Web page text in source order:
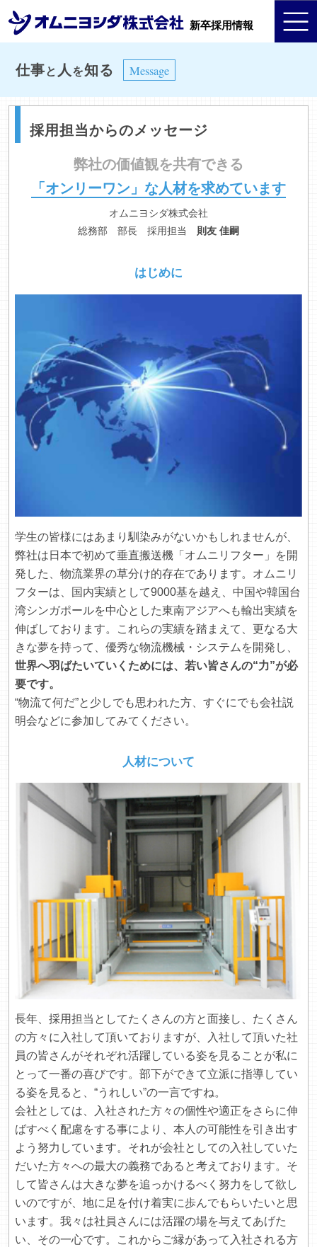
新卒採用情報
仕事と 人 を知る Message
採用担当からのメッセージ
弊社の価値観を共有できる
「オンリーワン」な人材を求めています
オムニヨシダ株式会社
総務部 部長 採用担当 則友 佳嗣
はじめに
学生の皆様にはあまり馴染みがないかもしれませんが、
弊社は日本で初めて垂直搬送機「オムニリフター」を開
発した、物流業界の草分け的存在であります。オムニリ
フターは、国内実績として9000基を越え、中国や韓国台
湾シンガポールを中心とした東南アジアへも輸出実績を
伸ばしております。これらの実績を踏まえて、更なる大
きな夢を持って、優秀な物流機械・システムを開発し、
世界へ羽ばたいていくためには、若い皆さんの“力”が必
要です。
“物流て何だ”と少しでも思われた方、すぐにでも会社説
明会などに参加してみてください。
人材について
長年、採用担当としてたくさんの方と面接し、たくさん
の方々に入社して頂いておりますが、入社して頂いた社
員の皆さんがそれぞれ活躍している姿を見ることが私に
とって一番の喜びです。部下ができて立派に指導してい
る姿を見ると、“うれしい”の一言ですね。
会社としては、入社された方々の個性や適正をさらに伸
ばすべく配慮をする事により、本人の可能性を引き出す
よう努力しています。それが会社としての入社していた
だいた方々への最大の義務であると考えております。そ
して皆さんは大きな夢を追っかけるべく努力をして欲し
いのですが、地に足を付け着実に歩んでもらいたいと思
います。我々は社員さんには活躍の場を与えてあげた
い、その一心です。これからご縁があって入社される方